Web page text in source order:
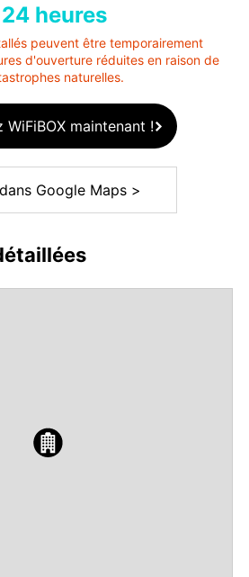
24 heures
peuvent être temporairement
d'ouverture réduites en raison de
naturelles.
WiFiBOX maintenant !
Google Maps >